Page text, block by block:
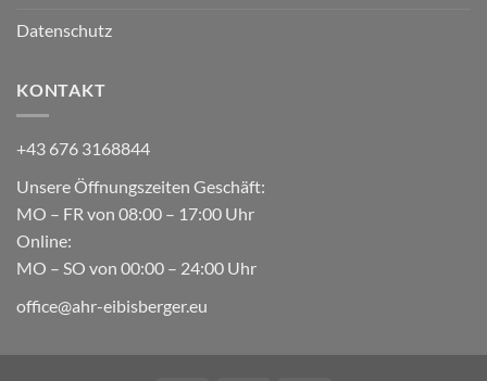
Datenschutz
KONTAKT
+43 676 3168844
Unsere Öffnungszeiten Geschäft:
MO – FR von 08:00 – 17:00 Uhr
Online:
MO – SO von 00:00 – 24:00 Uhr
office@ahr-eibisberger.eu